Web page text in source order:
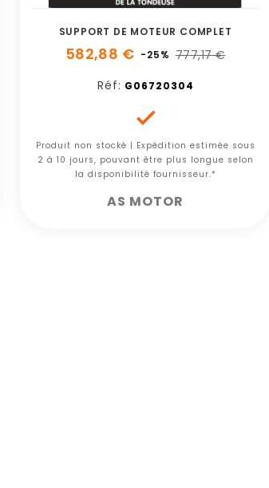
SUPPORT DE MOTEUR COMPLET
582,88 € -25% 777,17 €
Réf: G06720304

Produit non stocké | Expédition estimée sous
2 à 10 jours, pouvant être plus longue selon
la disponibilité fournisseur.*
AS MOTOR